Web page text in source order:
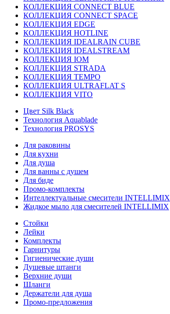
КОЛЛЕКЦИЯ CONNECT BLUE
КОЛЛЕКЦИЯ CONNECT SPACE
КОЛЛЕКЦИЯ EDGE
КОЛЛЕКЦИЯ HOTLINE
КОЛЛЕКЦИЯ IDEALRAIN CUBE
КОЛЛЕКЦИЯ IDEALSTREAM
КОЛЛЕКЦИЯ IOM
КОЛЛЕКЦИЯ STRADA
КОЛЛЕКЦИЯ TEMPO
КОЛЛЕКЦИЯ ULTRAFLAT S
КОЛЛЕКЦИЯ VITO
Цвет Silk Black
Технология Aquablade
Технология PROSYS
Для раковины
Для кухни
Для душа
Для ванны с душем
Для биде
Промо-комплекты
Интеллектуальные смесители INTELLIMIX
Жидкое мыло для смесителей INTELLIMIX
Стойки
Лейки
Комплекты
Гарнитуры
Гигиенические души
Душевые штанги
Верхние души
Шланги
Держатели для душа
Промо-предложения